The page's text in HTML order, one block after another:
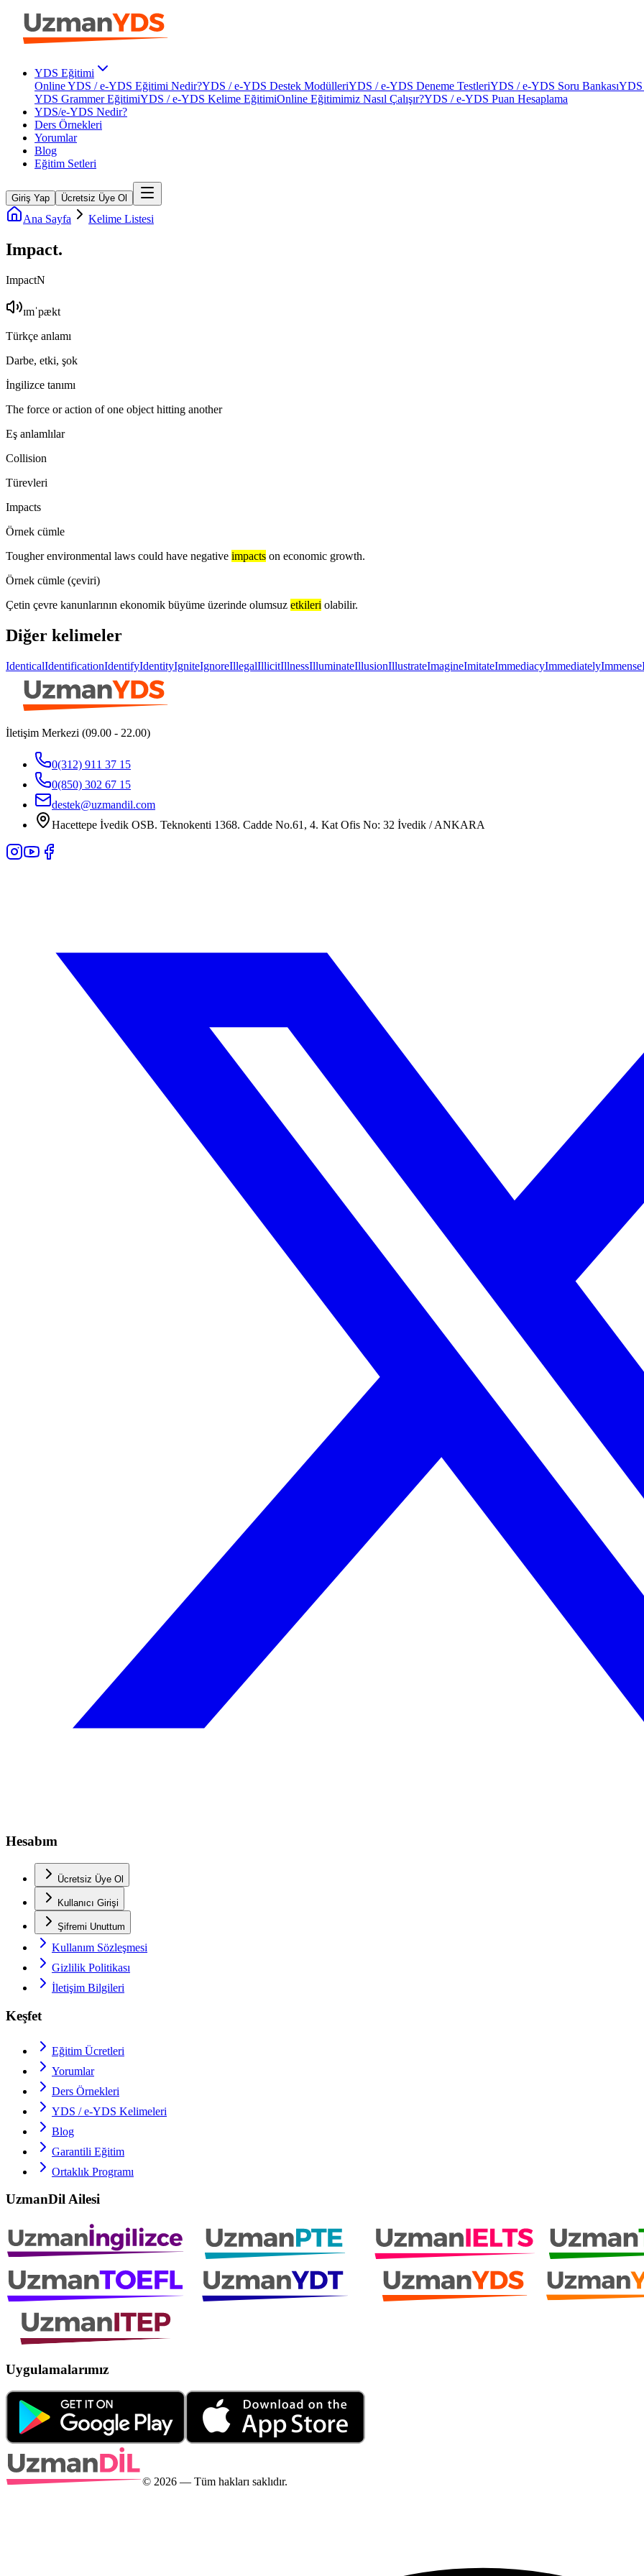
YDS Eğitimi
Online YDS / e-YDS Eğitimi Nedir?YDS / e-YDS Destek ModülleriYDS / e-YDS Deneme TestleriYDS / e-YDS Soru BankasıYDS
YDS Grammer EğitimiYDS / e-YDS Kelime EğitimiOnline Eğitimimiz Nasıl Çalışır?YDS / e-YDS Puan Hesaplama
YDS/e-YDS Nedir?
Ders Örnekleri
Yorumlar
Blog
Eğitim Setleri
Giriş Yap Ücretsiz Üye Ol
Ana Sayfa Kelime Listesi
Impact.
ImpactN
ɪmˈpækt
Türkçe anlamı
Darbe, etki, şok
İngilizce tanımı
The force or action of one object hitting another
Eş anlamlılar
Collision
Türevleri
Impacts
Örnek cümle
Tougher environmental laws could have negative impacts on economic growth.
Örnek cümle (çeviri)
Çetin çevre kanunlarının ekonomik büyüme üzerinde olumsuz etkileri olabilir.
Diğer kelimeler
IdenticalIdentificationIdentifyIdentityIgniteIgnoreIllegalIllicitIllnessIlluminateIllusionIllustrateImagineImitateImmediacyImmediatelyImmense
İletişim Merkezi (09.00 - 22.00)
0(312) 911 37 15
0(850) 302 67 15
destek@uzmandil.com
Hacettepe İvedik OSB. Teknokenti 1368. Cadde No.61, 4. Kat Ofis No: 32 İvedik / ANKARA
Hesabım
Ücretsiz Üye Ol
Kullanıcı Girişi
Şifremi Unuttum
Kullanım Sözleşmesi
Gizlilik Politikası
İletişim Bilgileri
Keşfet
Eğitim Ücretleri
Yorumlar
Ders Örnekleri
YDS / e-YDS Kelimeleri
Blog
Garantili Eğitim
Ortaklık Programı
UzmanDil Ailesi
Uygulamalarımız
© 2026 — Tüm hakları saklıdır.